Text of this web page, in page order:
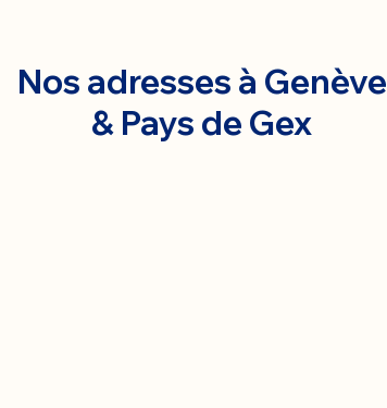
Nos adresses à Genève
& Pays de Gex